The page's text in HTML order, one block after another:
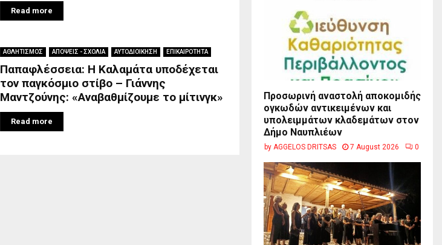
Read more
ΑΘΛΗΤΙΣΜΟΣ ΑΠΟΨΕΙΣ - ΣΧΟΛΙΑ ΑΥΤΟΔΙΟΙΚΗΣΗ ΕΠΙΚΑΙΡΟΤΗΤΑ
Παπαφλέσσεια: Η Καλαμάτα υποδέχεται
τον παγκόσμιο στίβο – Γιάννης
Μαντζούνης: «Αναβαθμίζουμε το μίτινγκ»
Read more
Προσωρινή αναστολή αποκομιδής
ογκωδών αντικειμένων και
υπολειμμάτων κλαδεμάτων στον
Δήμο Ναυπλιέων
by AGGELOS DRITSAS 7 August 2026 0